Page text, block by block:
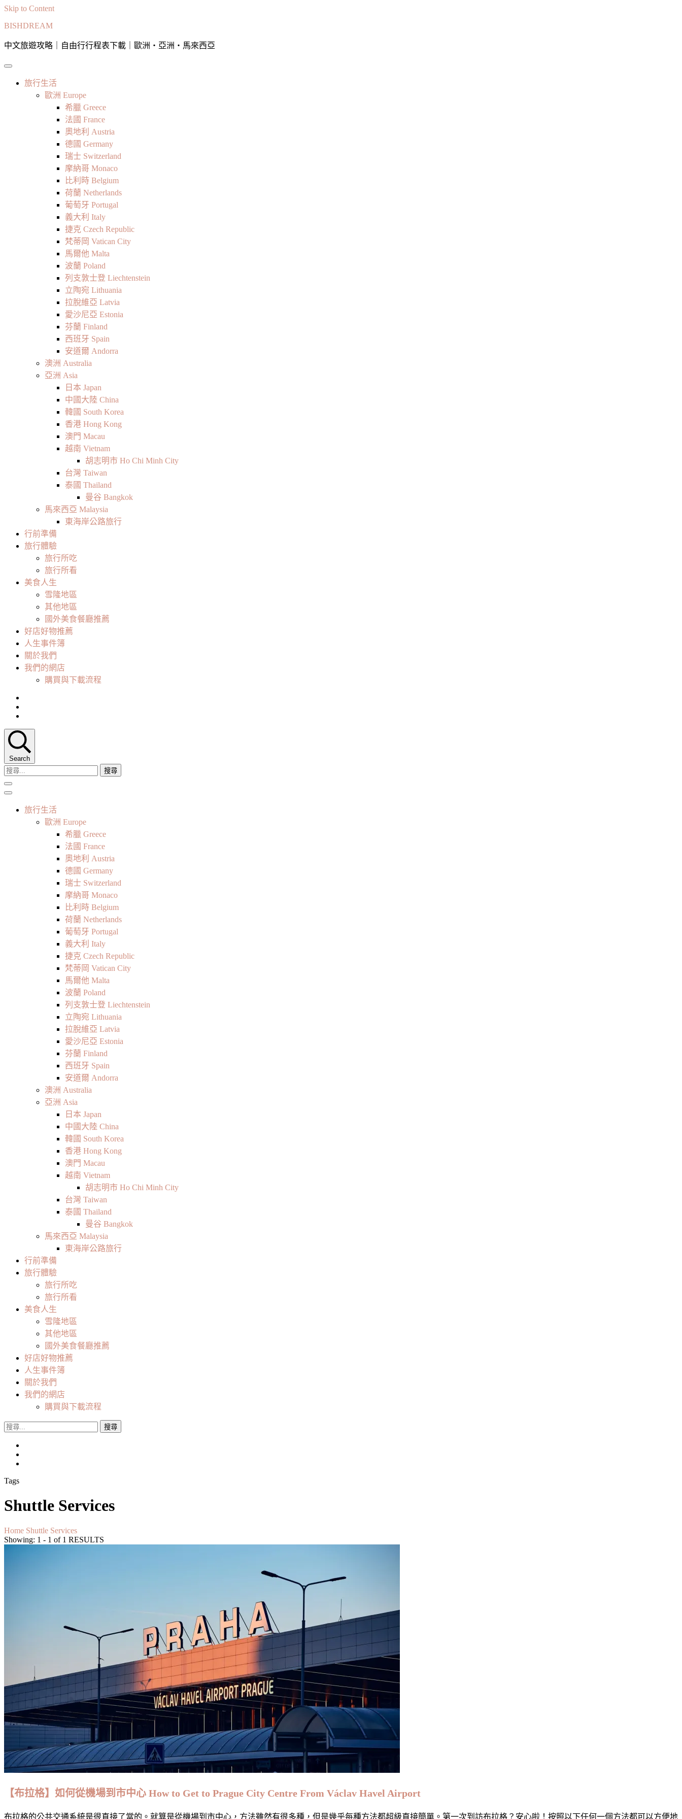
Skip to Content
BISHDREAM
中文旅遊攻略｜自由行行程表下載｜歐洲・亞洲・馬來西亞
旅行生活
歐洲 Europe
希臘 Greece
法國 France
奧地利 Austria
德國 Germany
瑞士 Switzerland
摩納哥 Monaco
比利時 Belgium
荷蘭 Netherlands
葡萄牙 Portugal
義大利 Italy
捷克 Czech Republic
梵蒂岡 Vatican City
馬爾他 Malta
波蘭 Poland
列支敦士登 Liechtenstein
立陶宛 Lithuania
拉脫維亞 Latvia
愛沙尼亞 Estonia
芬蘭 Finland
西班牙 Spain
安道爾 Andorra
澳洲 Australia
亞洲 Asia
日本 Japan
中國大陸 China
韓國 South Korea
香港 Hong Kong
澳門 Macau
越南 Vietnam
胡志明市 Ho Chi Minh City
台灣 Taiwan
泰國 Thailand
曼谷 Bangkok
馬來西亞 Malaysia
東海岸公路旅行
行前準備
旅行體驗
旅行所吃
旅行所看
美食人生
雪隆地區
其他地區
國外美食餐廳推薦
好店好物推薦
人生事件簿
關於我們
我們的網店
購買與下載流程
Search
搜
尋
關
旅行生活
歐洲 Europe
希臘 Greece
法國 France
奧地利 Austria
德國 Germany
瑞士 Switzerland
摩納哥 Monaco
比利時 Belgium
荷蘭 Netherlands
葡萄牙 Portugal
義大利 Italy
捷克 Czech Republic
梵蒂岡 Vatican City
馬爾他 Malta
波蘭 Poland
列支敦士登 Liechtenstein
立陶宛 Lithuania
拉脫維亞 Latvia
愛沙尼亞 Estonia
芬蘭 Finland
西班牙 Spain
安道爾 Andorra
澳洲 Australia
亞洲 Asia
日本 Japan
中國大陸 China
韓國 South Korea
香港 Hong Kong
澳門 Macau
越南 Vietnam
胡志明市 Ho Chi Minh City
台灣 Taiwan
泰國 Thailand
曼谷 Bangkok
馬來西亞 Malaysia
東海岸公路旅行
行前準備
旅行體驗
旅行所吃
旅行所看
美食人生
雪隆地區
其他地區
國外美食餐廳推薦
好店好物推薦
人生事件簿
關於我們
我們的網店
購買與下載流程
搜
Tags
Shuttle Services
Home Shuttle Services
Showing: 1 - 1 of 1 RESULTS
【布拉格】如何從機場到市中心 How to Get to Prague City Centre From Václav Havel Airport
布拉格的公共交通系統是很直接了當的。就算是從機場到市中心，方法雖然有很多種，但是幾乎每種方法都超級直接簡單。第一次到訪布拉格？安心啦！按照以下任何一個方法都可以方便地